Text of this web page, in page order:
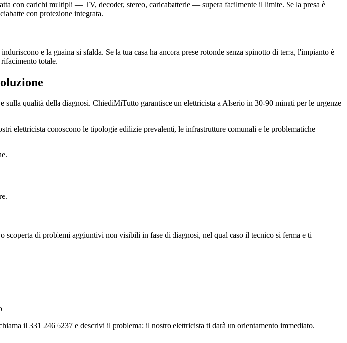
con carichi multipli — TV, decoder, stereo, caricabatterie — supera facilmente il limite. Se la presa è
con protezione integrata.
e la guaina si sfalda. Se la tua casa ha ancora prese rotonde senza spinotto di terra, l'impianto è
totale.
qualità della diagnosi. ChiediMiTutto garantisce un elettricista a Alserio in 30-90 minuti per le urgenze
elettricista conoscono le tipologie edilizie prevalenti, le infrastrutture comunali e le problematiche
di problemi aggiuntivi non visibili in fase di diagnosi, nel qual caso il tecnico si ferma e ti
il 331 246 6237 e descrivi il problema: il nostro elettricista ti darà un orientamento immediato.